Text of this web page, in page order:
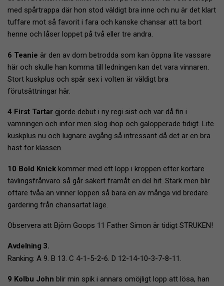
med spårtrappa där hon stod väldigt bra inne och nu är det klart
tuffare mot så favorit i fara och kanske chansar att ta bort
henne och låser loppet på två eller tre andra.
6 Teanie är den av dom betrodda som kan öppna lite vassare
här och skulle han komma till ledningen kan det vara vinnaren.
Stort kuskplus och spår sex i volten är väldigt bra
förutsättningar här.
4 First Tartar gjorde debut i ny regi sist och var då fin i
vämningen och inför men slog ihop och galopperade tidigt. Lite
kuskplus nu och lugnare avgång så intressant då det är en bra
häst för klassen.
10 Bold Knick kommer med ett lopp i kroppen efter kortare
tävlingsfrånvaro så går säkert framåt en del hit. Stark men blir
oftare tvåa än vinner loppen så bara en av många vid bredare
gardering från chansartat läge.
Observera att Björn Goops 11 Father Simon är tidigt STRUKEN!
Avdelning 3.
Ranking: A 9. B 13. C 4-1-5-2-6. D 12-14-10-3-7-8-11.
9 Kolbu John blir min spik i annars omöjligt lopp att lösa, han